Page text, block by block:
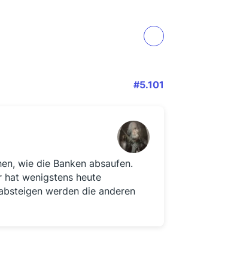
#5.101
wie die Banken absaufen.
hat wenigstens heute
werden die anderen